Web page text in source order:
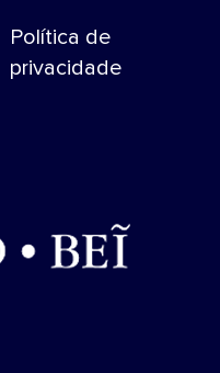
Política de
privacidade